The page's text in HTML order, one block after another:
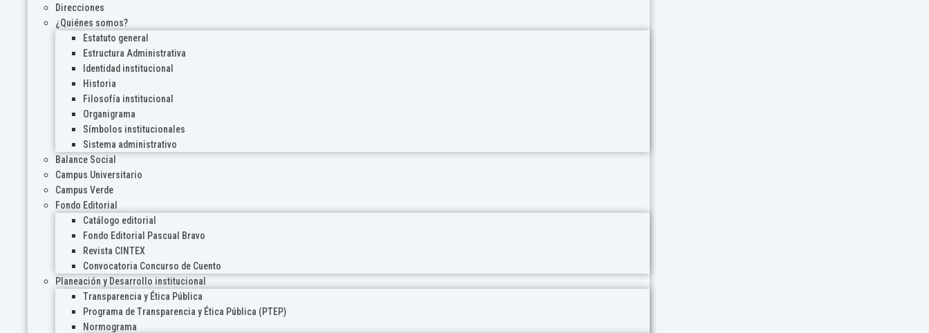
Direcciones
¿Quiénes somos?
Estatuto general
Estructura Administrativa
Identidad institucional
Historia
Filosofía institucional
Organigrama
Símbolos institucionales
Sistema administrativo
Balance Social
Campus Universitario
Campus Verde
Fondo Editorial
Catálogo editorial
Fondo Editorial Pascual Bravo
Revista CINTEX
Convocatoria Concurso de Cuento
Planeación y Desarrollo institucional
Transparencia y Ética Pública
Programa de Transparencia y Ética Pública (PTEP)
Normograma